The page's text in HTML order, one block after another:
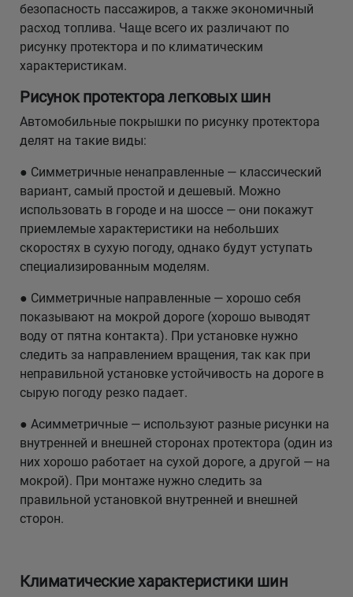
безопасность пассажиров, а также экономичный
расход топлива. Чаще всего их различают по
рисунку протектора и по климатическим
характеристикам.
Рисунок протектора легковых шин
Автомобильные покрышки по рисунку протектора
делят на такие виды:
● Симметричные ненаправленные — классический
вариант, самый простой и дешевый. Можно
использовать в городе и на шоссе — они покажут
приемлемые характеристики на небольших
скоростях в сухую погоду, однако будут уступать
специализированным моделям.
● Симметричные направленные — хорошо себя
показывают на мокрой дороге (хорошо выводят
воду от пятна контакта). При установке нужно
следить за направлением вращения, так как при
неправильной установке устойчивость на дороге в
сырую погоду резко падает.
● Асимметричные — используют разные рисунки на
внутренней и внешней сторонах протектора (один из
них хорошо работает на сухой дороге, а другой — на
мокрой). При монтаже нужно следить за
правильной установкой внутренней и внешней
сторон.
Климатические характеристики шин